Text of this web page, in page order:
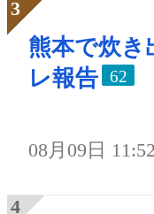
熊本で炊き
レ報告
62
08月09日 11:52